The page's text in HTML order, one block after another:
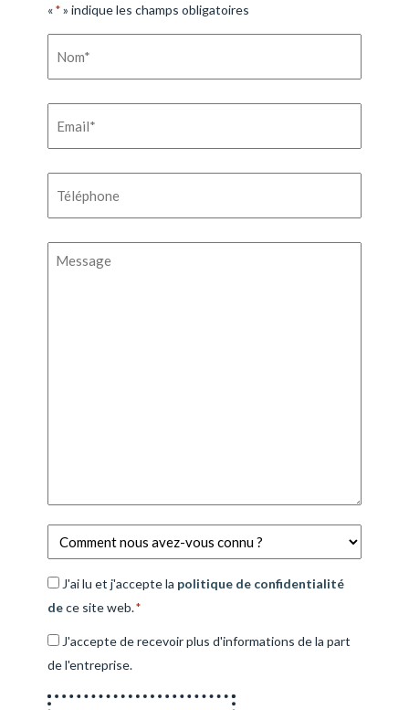
«*» indique les champs obligatoires
Connu
*
Consentement
*
J'ai lu et j'accepte la politique de confidentialité
dece site web.*
Consentement
à
lettre
J'accepte de recevoir plus d'informations de la part
de l'entreprise.